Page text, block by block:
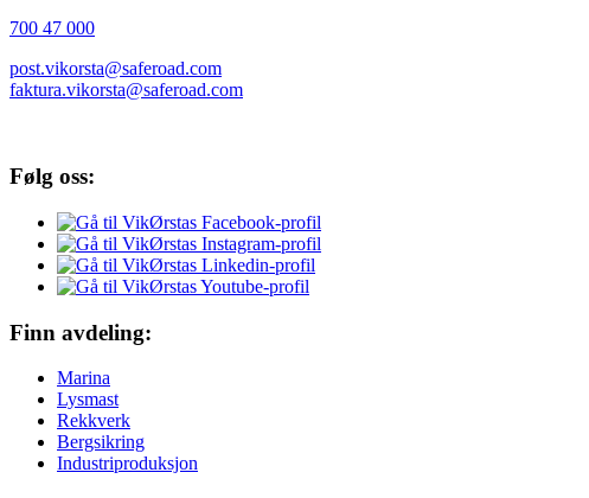
700 47 000
post.vikorsta@saferoad.com
faktura.vikorsta@saferoad.com
Følg oss:
Finn avdeling:
Marina
Lysmast
Rekkverk
Bergsikring
Industriproduksjon